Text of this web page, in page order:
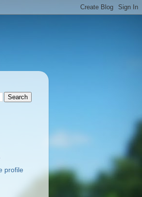
profile